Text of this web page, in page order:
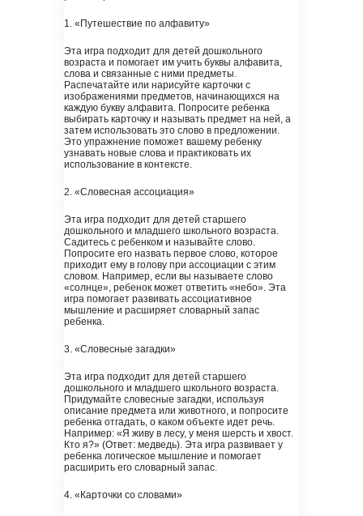
1. «Путешествие по алфавиту»
Эта игра подходит для детей дошкольного
возраста и помогает им учить буквы алфавита,
слова и связанные с ними предметы.
Распечатайте или нарисуйте карточки с
изображениями предметов, начинающихся на
каждую букву алфавита. Попросите ребенка
выбирать карточку и называть предмет на ней, а
затем использовать это слово в предложении.
Это упражнение поможет вашему ребенку
узнавать новые слова и практиковать их
использование в контексте.
2. «Словесная ассоциация»
Эта игра подходит для детей старшего
дошкольного и младшего школьного возраста.
Садитесь с ребенком и называйте слово.
Попросите его назвать первое слово, которое
приходит ему в голову при ассоциации с этим
словом. Например, если вы называете слово
«солнце», ребенок может ответить «небо». Эта
игра помогает развивать ассоциативное
мышление и расширяет словарный запас
ребенка.
3. «Словесные загадки»
Эта игра подходит для детей старшего
дошкольного и младшего школьного возраста.
Придумайте словесные загадки, используя
описание предмета или животного, и попросите
ребенка отгадать, о каком объекте идет речь.
Например: «Я живу в лесу, у меня шерсть и хвост.
Кто я?» (Ответ: медведь). Эта игра развивает у
ребенка логическое мышление и помогает
расширить его словарный запас.
4. «Карточки со словами»